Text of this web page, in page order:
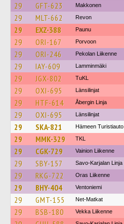
29 GFT-623 Makkonen
29 MLT-662 Revon
29 EXZ-388 Paunu
29 ORI-167 Porvoon
29 ORI-246 Pekolan Liikenne
29 IAY-609 Lamminmäki
29 JGX-802 TuKL
29 OXI-695 Länsilinjat
29 HTF-614 Åbergin Linja
29 OXI-695 Länsilinjat
29 SKA-821 Hämeen Turistiauto
29 MMK-329 TKL
29 CGK-729 Vainion Liikenne
29 SBY-157 Savo-Karjalan Linja
29 RKG-722 Oras Liikenne
29 BHY-404 Ventoniemi
29 GMT-155 Net-Matkat
29 BSB-180 Vekka Liikenne